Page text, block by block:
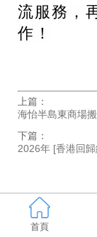
流服務，
作！
上篇：
海怡半島東商場
下篇：
2026年 [香港回
首頁